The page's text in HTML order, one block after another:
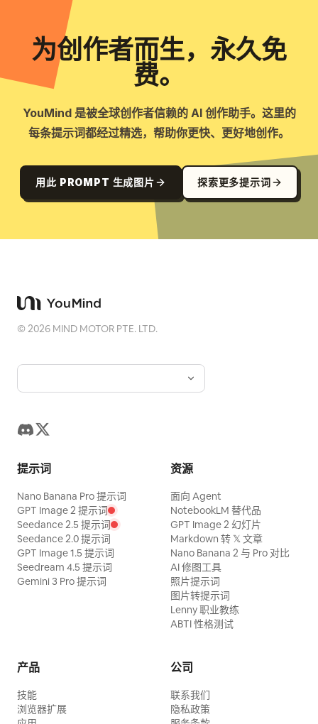
为创作者而生，永久免
费。
YouMind 是被全球创作者信赖的 AI 创作助手。这里的
每条提示词都经过精选，帮助你更快、更好地创作。
用此 PROMPT 生成图片 探索更多提示词
©2026 MIND MOTOR PTE. LTD.
提示词
Nano Banana Pro 提示词
GPT Image 2 提示词
Seedance 2.5 提示词
Seedance 2.0 提示词
GPT Image 1.5 提示词
Seedream 4.5 提示词
Gemini 3 Pro 提示词
资源
面向 Agent
NotebookLM 替代品
GPT Image 2 幻灯片
Markdown 转 𝕏 文章
Nano Banana 2 与 Pro 对比
AI 修图工具
照片提示词
图片转提示词
Lenny 职业教练
ABTI 性格测试
产品
技能
浏览器扩展
公司
联系我们
隐私政策